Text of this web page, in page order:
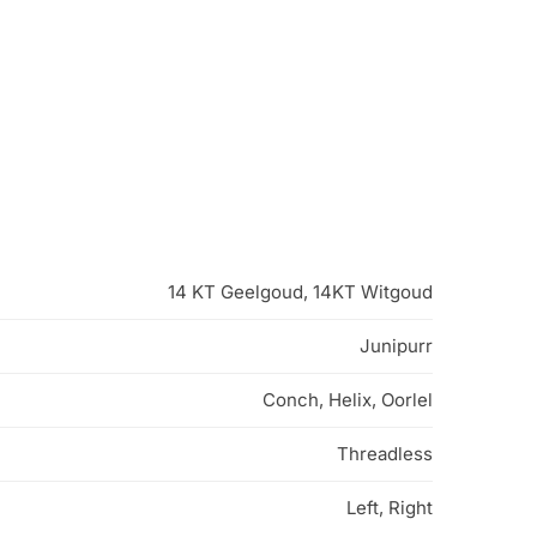
14 KT Geelgoud, 14KT Witgoud
Junipurr
Conch, Helix, Oorlel
Threadless
Left, Right